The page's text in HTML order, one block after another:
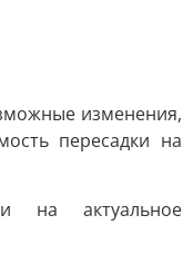
изменения,
пересадки на
на актуальное